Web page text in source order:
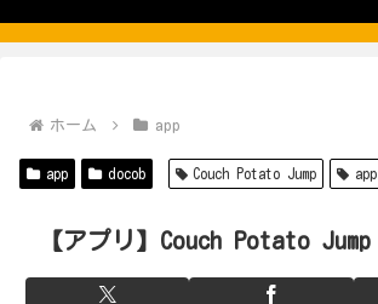
ホーム app
app docob Couch Potato Jump app
【アプリ】Couch Potato Jump